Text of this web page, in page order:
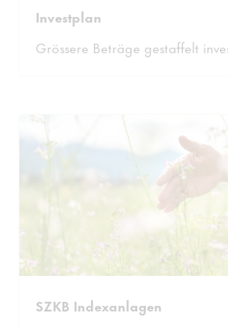
Investplan
Grössere Beträge gestaffelt
SZKB Indexanlagen